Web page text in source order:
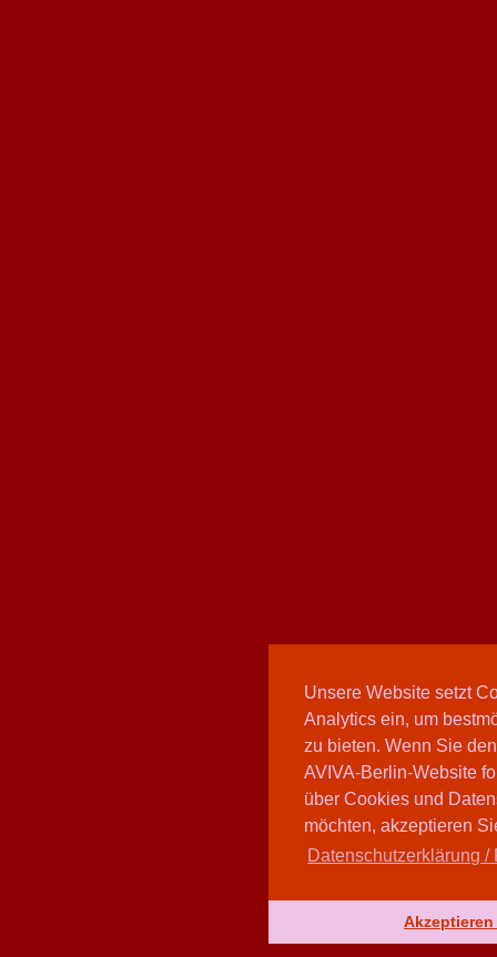
Unsere Website setzt
Analytics ein, um
zu bieten. Wenn Sie
AVIVA-Berlin-Website
über Cookies und
möchten, akzeptieren
Datenschutzerklärung /